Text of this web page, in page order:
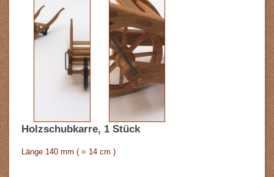
Holzschubkarre, 1 Stück
Länge 140 mm ( = 14 cm )